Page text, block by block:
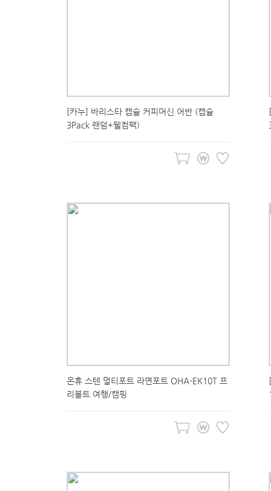
[카누] 바리스타 캡슐 커피머신 어반 (캡슐
3Pack 랜덤+웰컴팩)
온휴 스텐 멀티포트 라면포트 OHA-EK10T 프
리볼트 여행/캠핑